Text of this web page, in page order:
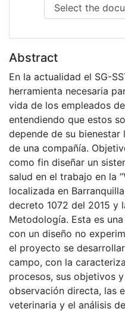
Abstract
En la actualidad el SG-
herramienta necesaria
vida de los empleados
entendiendo que estos
depende de su
de una compañía.
como fin diseñar un
salud en el trabajo en la
localizada en
decreto 1072 del 2015 y
Metodología. Esta es
con un diseño no
el proyecto se
campo, con la
procesos, sus objetivos
observación directa, las
veterinaria y el análisis